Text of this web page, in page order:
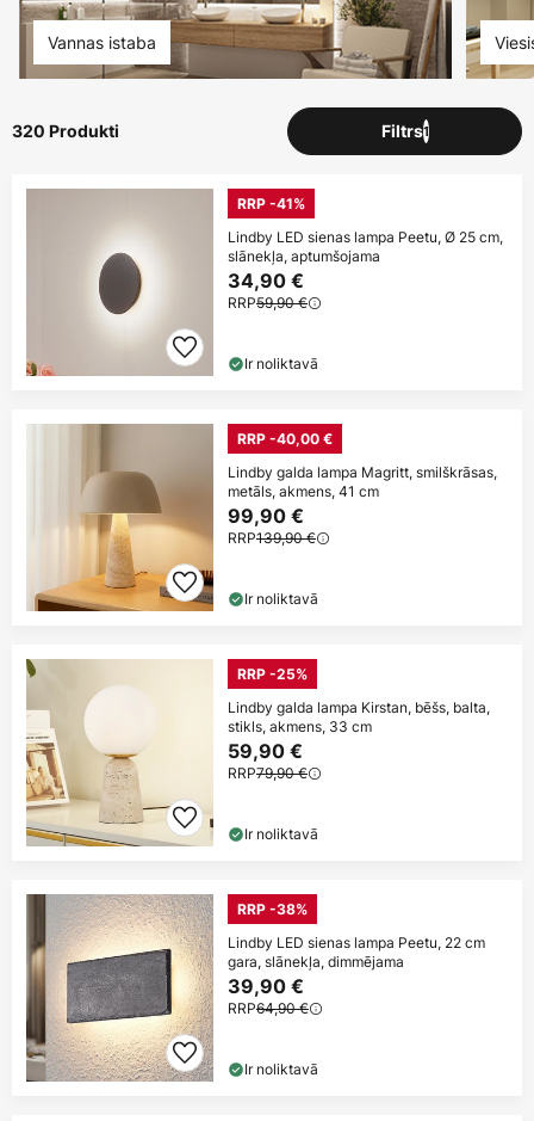
Vannas istaba
320 Produkti Filtrs1
RRP -41%
Lindby LED sienas lampa Peetu, Ø 25 cm,
slānekļa, aptumšojama
34,90 €
RRP59,90 €
Ir noliktavā
RRP -40,00 €
Lindby galda lampa Magritt, smilškrāsas,
metāls, akmens, 41 cm
99,90 €
RRP139,90 €
Ir noliktavā
RRP -25%
Lindby galda lampa Kirstan, bēšs, balta,
stikls, akmens, 33 cm
59,90 €
RRP79,90 €
Ir noliktavā
RRP -38%
Lindby LED sienas lampa Peetu, 22 cm
gara, slānekļa, dimmējama
39,90 €
RRP64,90 €
Ir noliktavā